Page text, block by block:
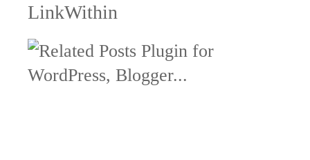
LinkWithin